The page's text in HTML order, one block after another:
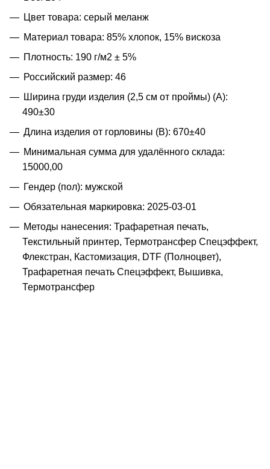
Цвет товара: серый меланж
Материал товара: 85% хлопок, 15% вискоза
Плотность: 190 г/м2 ± 5%
Российский размер: 46
Ширина груди изделия (2,5 см от проймы) (A):
490±30
Длина изделия от горловины (B): 670±40
Минимальная сумма для удалённого склада:
15000,00
Гендер (пол): мужской
Обязательная маркировка: 2025-03-01
Методы нанесения: Трафаретная печать,
Текстильный принтер, Термотрансфер Спецэффект,
Флекстран, Кастомизация, DTF (Полноцвет),
Трафаретная печать Спецэффект, Вышивка,
Термотрансфер